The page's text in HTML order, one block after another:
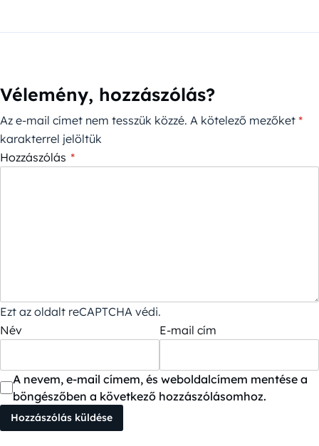
Vélemény, hozzászólás?
Az e-mail címet nem tesszük közzé. A kötelező mezőket *
karakterrel jelöltük
Hozzászólás *
Ezt az oldalt reCAPTCHA védi.
Név
E-mail cím
A nevem, e-mail címem, és weboldalcímem mentése a
böngészőben a következő hozzászólásomhoz.